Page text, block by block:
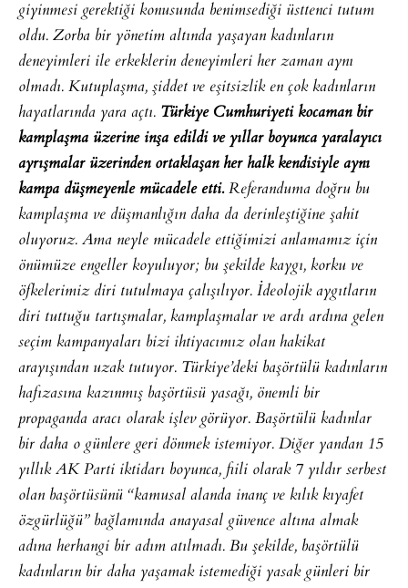
giyinmesi gerektiği konusunda benimsediği üsttenci tutum
oldu. Zorba bir yönetim altında yaşayan kadınların
deneyimleri ile erkeklerin deneyimleri her zaman aynı
olmadı. Kutuplaşma, şiddet ve eşitsizlik en çok kadınların
hayatlarında yara açtı. Türkiye Cumhuriyeti kocaman bir
kamplaşma üzerine inşa edildi ve yıllar boyunca yaralayıcı
ayrışmalar üzerinden ortaklaşan her halk kendisiyle aynı
kampa düşmeyenle mücadele etti.Referanduma doğru bu
kamplaşma ve düşmanlığın daha da derinleştiğine şahit
oluyoruz. Ama neyle mücadele ettiğimizi anlamamız için
önümüze engeller koyuluyor; bu şekilde kaygı, korku ve
öfkelerimiz diri tutulmaya çalışılıyor. İdeolojik aygıtların
diri tuttuğu tartışmalar, kamplaşmalar ve ardı ardına gelen
seçim kampanyaları bizi ihtiyacımız olan hakikat
arayışından uzak tutuyor. Türkiye’deki başörtülü kadınların
hafızasına kazınmış başörtüsü yasağı, önemli bir
propaganda aracı olarak işlev görüyor. Başörtülü kadınlar
bir daha o günlere geri dönmek istemiyor. Diğer yandan 15
yıllık AK Parti iktidarı boyunca, fiili olarak 7 yıldır serbest
olan başörtüsünü “kamusal alanda inanç ve kılık kıyafet
özgürlüğü” bağlamında anayasal güvence altına almak
adına herhangi bir adım atılmadı. Bu şekilde, başörtülü
kadınların bir daha yaşamak istemediği yasak günleri bir